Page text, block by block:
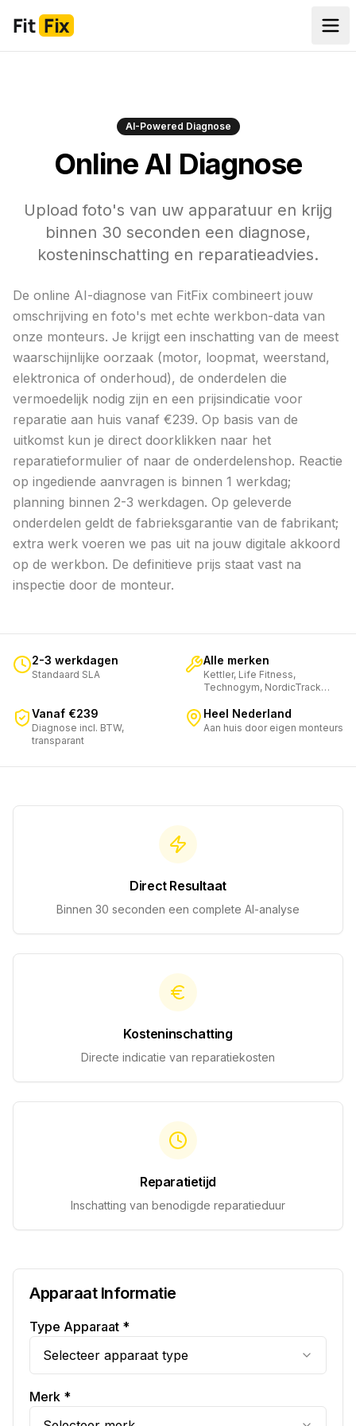
Fit Fix
AI-Powered Diagnose
Online AI Diagnose
Upload foto's van uw apparatuur en krijg
binnen 30 seconden een diagnose,
kosteninschatting en reparatieadvies.
De online AI-diagnose van FitFix combineert jouw
omschrijving en foto's met echte werkbon-data van
onze monteurs. Je krijgt een inschatting van de meest
waarschijnlijke oorzaak (motor, loopmat, weerstand,
elektronica of onderhoud), de onderdelen die
vermoedelijk nodig zijn en een prijsindicatie voor
reparatie aan huis vanaf €239. Op basis van de
uitkomst kun je direct doorklikken naar het
reparatieformulier of naar de onderdelenshop. Reactie
op ingediende aanvragen is binnen 1 werkdag;
planning binnen 2-3 werkdagen. Op geleverde
onderdelen geldt de fabrieksgarantie van de fabrikant;
extra werk voeren we pas uit na jouw digitale akkoord
op de werkbon. De definitieve prijs staat vast na
inspectie door de monteur.
2-3 werkdagen
Standaard SLA
Alle merken
Kettler, Life Fitness,
Technogym, NordicTrack…
Vanaf €239
Diagnose incl. BTW,
transparant
Heel Nederland
Aan huis door eigen monteurs
Direct Resultaat
Binnen 30 seconden een complete AI-analyse
Kosteninschatting
Directe indicatie van reparatiekosten
Reparatietijd
Inschatting van benodigde reparatieduur
Apparaat Informatie
Type Apparaat *
Selecteer apparaat type
Merk *